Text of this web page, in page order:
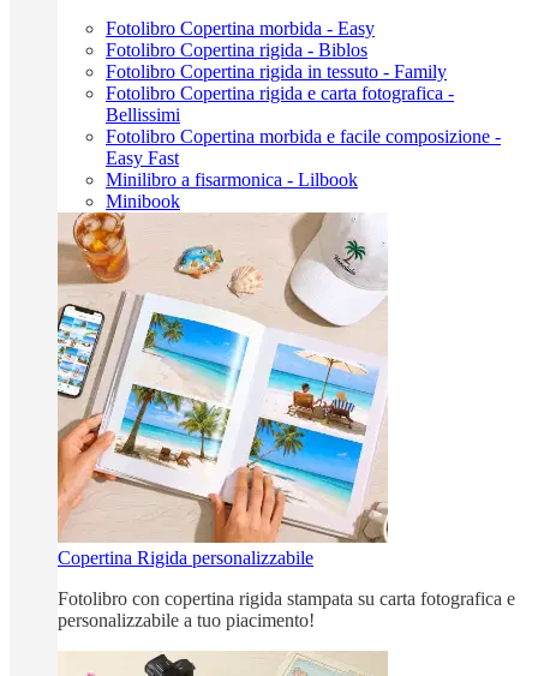
Fotolibro Copertina morbida - Easy
Fotolibro Copertina rigida - Biblos
Fotolibro Copertina rigida in tessuto - Family
Fotolibro Copertina rigida e carta fotografica -
Bellissimi
Fotolibro Copertina morbida e facile composizione -
Easy Fast
Minilibro a fisarmonica - Lilbook
Minibook
Copertina Rigida personalizzabile
Fotolibro con copertina rigida stampata su carta fotografica e
personalizzabile a tuo piacimento!